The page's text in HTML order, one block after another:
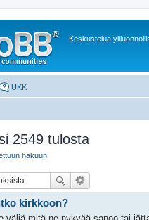
Keskustelua
UKK
2549 tulosta
hakuun
kirkkoon?